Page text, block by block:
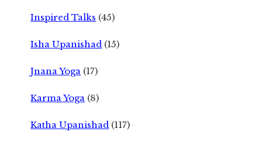
Inspired Talks (45)
Isha Upanishad (15)
Jnana Yoga (17)
Karma Yoga (8)
Katha Upanishad (117)